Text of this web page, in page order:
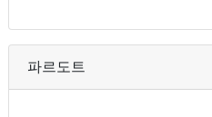
파르도트